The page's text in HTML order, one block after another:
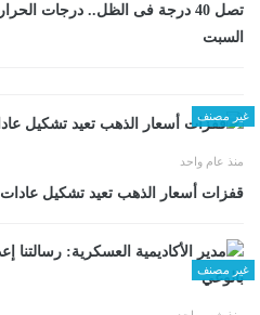
تصل 40 درجة فى الظل.. درجات
السبت
غير مصنف
منذ عام واحد
قفزات أسعار الذهب تعيد تشكيل
غير مصنف